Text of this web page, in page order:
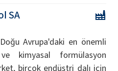
SA
Avrupa'daki en önemli
kimyasal formülasyon
birçok endüstri dalı için